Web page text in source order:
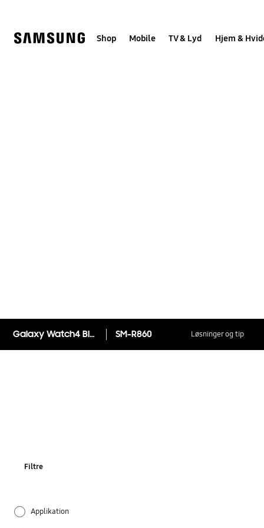
Shop Mobile TV & Lyd Hjem &
Galaxy Watch4 Bluetooth (40mm) SM-R860 Løsninger og tip
Filtre
Applikation